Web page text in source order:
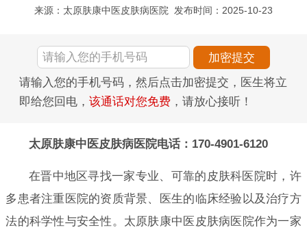
来源：太原肤康中医皮肤病医院 发布时间：2025-10-23
请输入您的手机号码，然后点击加密提交，医生将立
即给您回电， 该通话对您免费 ，请放心接听！
太原肤康中医皮肤病医院电话：170-4901-6120
在晋中地区寻找一家专业、可靠的皮肤科医院时，许
多患者注重医院的资质背景、医生的临床经验以及治疗方
法的科学性与安全性。太原肤康中医皮肤病医院作为一家